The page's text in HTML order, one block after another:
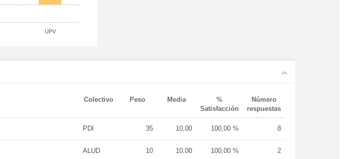
UPV
Colectivo Peso Media
%
Satisfacción
Número
respuestas
PDI 35 10,00 100,00 % 8
ALUD 10 10,00 100,00 % 2